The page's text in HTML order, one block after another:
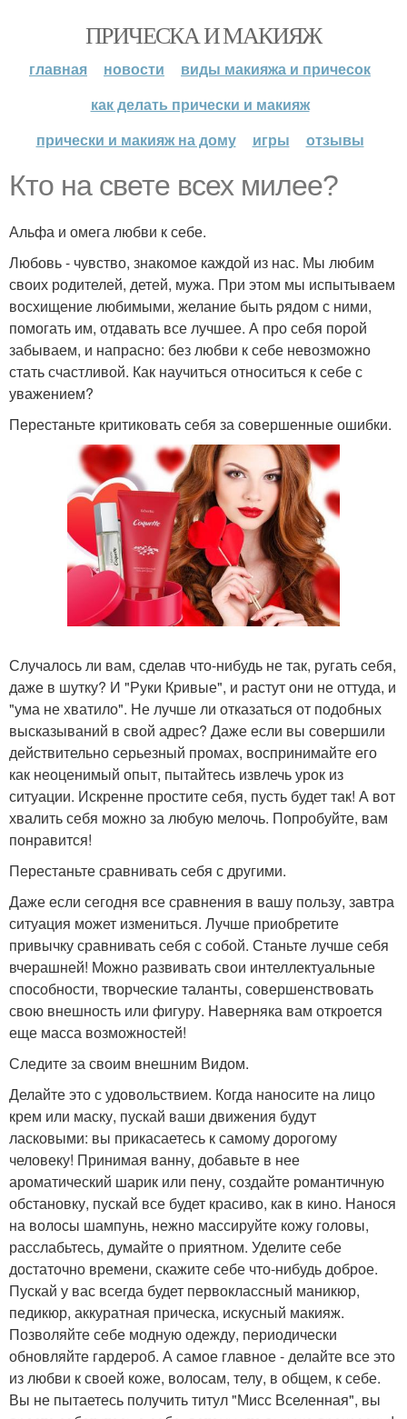
ПРИЧЕСКА И МАКИЯЖ
главная новости
виды макияжа и причесок
как делать прически и макияж
прически и макияж на дому
игры отзывы
Кто на свете всех милее?
Альфа и омега любви к себе.
Любовь - чувство, знакомое каждой из нас. Мы любим
своих родителей, детей, мужа. При этом мы испытываем
восхищение любимыми, желание быть рядом с ними,
помогать им, отдавать все лучшее. А про себя порой
забываем, и напрасно: без любви к себе невозможно
стать счастливой. Как научиться относиться к себе с
уважением?
Перестаньте критиковать себя за совершенные ошибки.
Случалось ли вам, сделав что-нибудь не так, ругать себя,
даже в шутку? И "Руки Кривые", и растут они не оттуда, и
"ума не хватило". Не лучше ли отказаться от подобных
высказываний в свой адрес? Даже если вы совершили
действительно серьезный промах, воспринимайте его
как неоценимый опыт, пытайтесь извлечь урок из
ситуации. Искренне простите себя, пусть будет так! А вот
хвалить себя можно за любую мелочь. Попробуйте, вам
понравится!
Перестаньте сравнивать себя с другими.
Даже если сегодня все сравнения в вашу пользу, завтра
ситуация может измениться. Лучше приобретите
привычку сравнивать себя с собой. Станьте лучше себя
вчерашней! Можно развивать свои интеллектуальные
способности, творческие таланты, совершенствовать
свою внешность или фигуру. Наверняка вам откроется
еще масса возможностей!
Следите за своим внешним Видом.
Делайте это с удовольствием. Когда наносите на лицо
крем или маску, пускай ваши движения будут
ласковыми: вы прикасаетесь к самому дорогому
человеку! Принимая ванну, добавьте в нее
ароматический шарик или пену, создайте романтичную
обстановку, пускай все будет красиво, как в кино. Нанося
на волосы шампунь, нежно массируйте кожу головы,
расслабьтесь, думайте о приятном. Уделите себе
достаточно времени, скажите себе что-нибудь доброе.
Пускай у вас всегда будет первоклассный маникюр,
педикюр, аккуратная прическа, искусный макияж.
Позволяйте себе модную одежду, периодически
обновляйте гардероб. А самое главное - делайте все это
из любви к своей коже, волосам, телу, в общем, к себе.
Вы не пытаетесь получить титул "Мисс Вселенная", вы